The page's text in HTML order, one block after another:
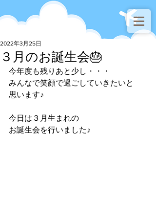
３月のお誕生会🎂
2022年3月25日
今年度も残りあと少し・・・
みんなで笑顔で過ごしていきたいと
思います♪
今日は３月生まれの
お誕生会を行いました♪